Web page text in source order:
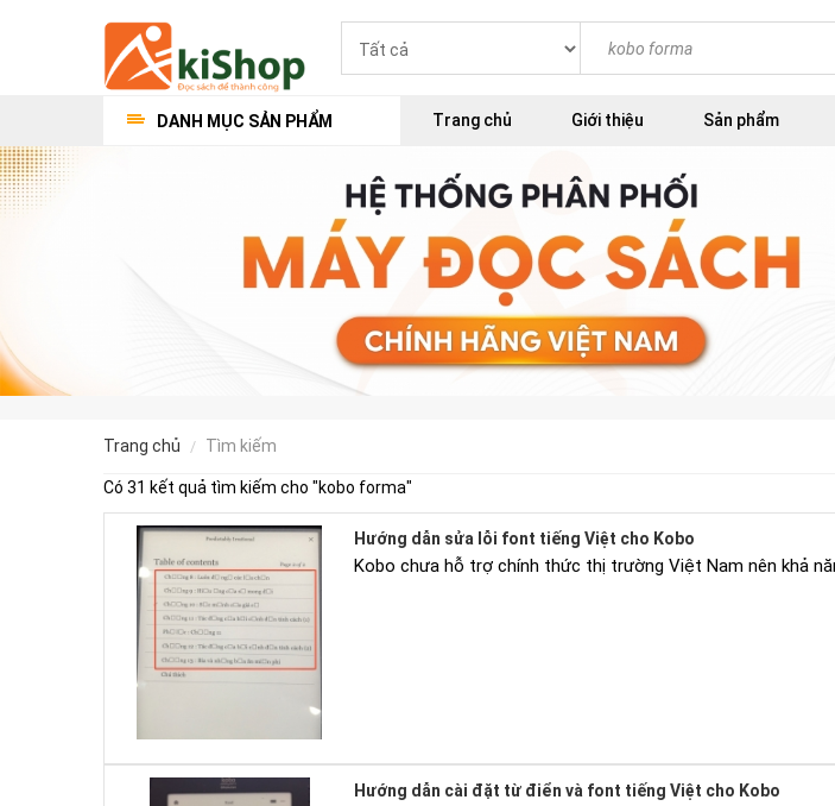
DANH MỤC SẢN PHẨM Trang chủ Giới thiệu Sản phẩm
trang chủ tìm kiếm
Có 31 kết quả tìm kiếm cho "kobo forma"
Hướng dẫn sửa lỗi font tiếng Việt cho Kobo
Kobo chưa hỗ trợ chính thức thị trường Việt Nam nên khả
Hướng dẫn cài đặt từ điển và font tiếng Việt cho Kobo